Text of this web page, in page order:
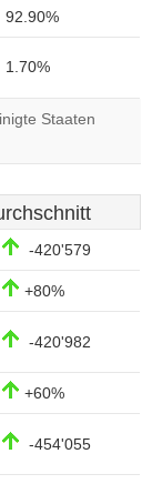
92.90%
1.70%
Staaten
-420'579
+80%
-420'982
+60%
-454'055